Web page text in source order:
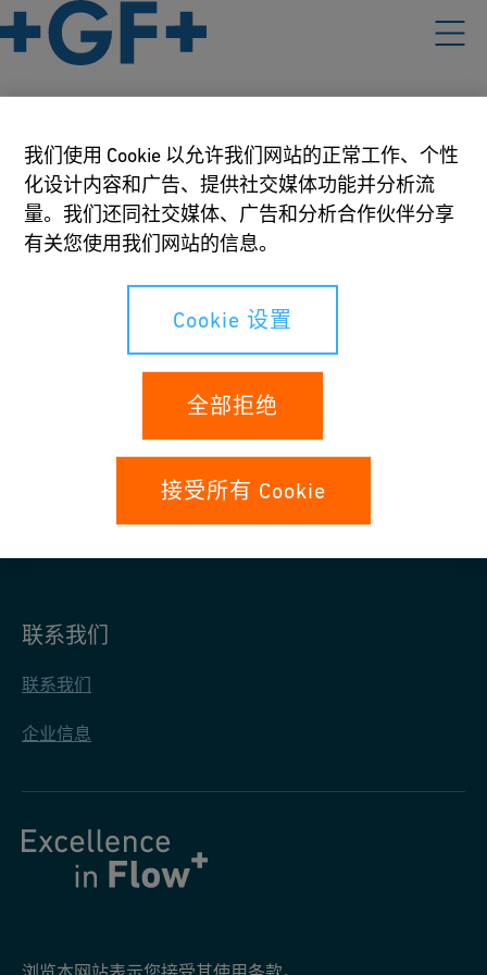
我们的政策
使用条款
数据保护和隐私条款
联系我们
联系我们
企业信息
我们使用 Cookie 以允许我们网站的正常工作、个性
化设计内容和广告、提供社交媒体功能并分析流
量。我们还同社交媒体、广告和分析合作伙伴分享
有关您使用我们网站的信息。
Cookie 设置
全部拒绝
接受所有 Cookie